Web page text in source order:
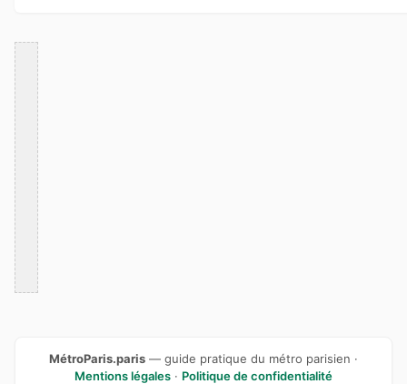
MétroParis.paris — guide pratique du métro parisien ·
Mentions légales · Politique de confidentialité